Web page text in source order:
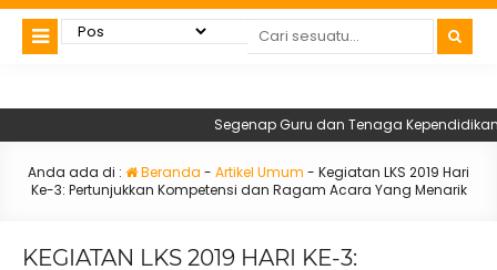
Segenap Guru dan Tenaga Kependidikan
Anda ada di : Beranda - Artikel Umum - Kegiatan LKS 2019 Hari
Ke-3: Pertunjukkan Kompetensi dan Ragam Acara Yang Menarik
KEGIATAN LKS 2019 HARI KE-3: